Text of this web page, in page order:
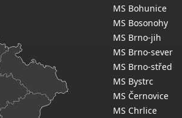
MS Bohunice
MS Bosonohy
MS Brno-jih
MS Brno-sever
MS Brno-střed
MS Bystrc
MS Černovice
MS Chrlice